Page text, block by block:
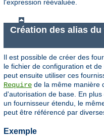
l'expression réévaluée.
Création des alias
Il est possible de créer des
le fichier de configuration et
peut ensuite utiliser ces
Require de la même manière
d'autorisation de base. En
un fournisseur étendu, le
peut être référencé par
Exemple